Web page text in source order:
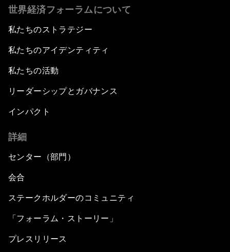
世界経済フォーラムについて
私たちのストラテジー
私たちのアイデンティティ
私たちの活動
リーダーシップとガバナンス
インパクト
詳細
センター（部門）
会合
ステークホルダーのコミュニティ
「フォーラム・ストーリー」
プレスリリース